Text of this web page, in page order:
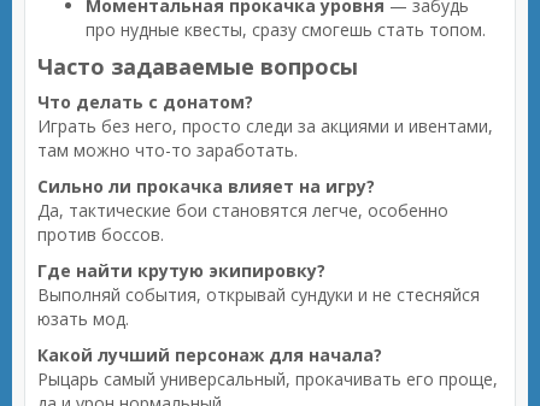
Моментальная прокачка уровня — забудь
про нудные квесты, сразу смогешь стать топом.
Часто задаваемые вопросы
Что делать с донатом?
Играть без него, просто следи за акциями и ивентами,
там можно что-то заработать.
Сильно ли прокачка влияет на игру?
Да, тактические бои становятся легче, особенно
против боссов.
Где найти крутую экипировку?
Выполняй события, открывай сундуки и не стесняйся
юзать мод.
Какой лучший персонаж для начала?
Рыцарь самый универсальный, прокачивать его проще,